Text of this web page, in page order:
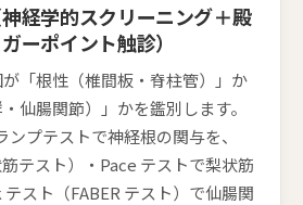
経学的スクリーニング＋殿
ーポイント触診）
「根性（椎間板・脊柱管）」か
・仙腸関節）」かを鑑別します。
ンプテストで神経根の関与を、
テスト）・Pace テストで梨状筋
スト（FABER テスト）で仙腸関